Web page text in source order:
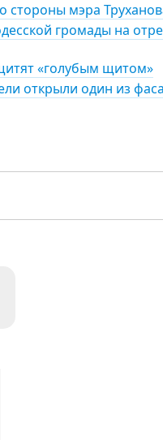
стороны мэра
громады на
«голубым щитом»
открыли один из